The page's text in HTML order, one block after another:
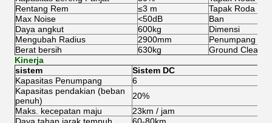
Rentang Rem
≤3 m
Tapak Roda
Max Noise
<50dB
Ban
Daya angkut
600kg
Dimensi
Mengubah Radius
2900mm
Penumpang
Berat bersih
630kg
Ground
Kinerja
sistem
Sistem DC
Kapasitas Penumpang
6
Kapasitas pendakian (beban
penuh)
20%
Maks. kecepatan maju
23km / jam